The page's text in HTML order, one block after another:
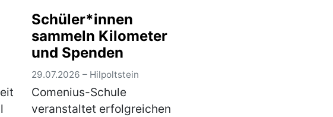
abgesenkt • Positive Bilanz
zu Umleiterkonzept und Ers…
(mehr)
Schüler*innen
sammeln Kilometer
und Spenden
29.07.2026 – Hilpoltstein
Comenius-Schule
veranstaltet erfolgreichen